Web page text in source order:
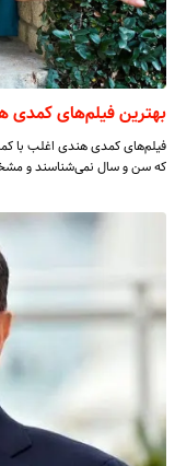
بهترین فیلم‌های کمدی
فیلم‌های کمدی هندی اغلب با
که سن و سال نمی‌شناسند و